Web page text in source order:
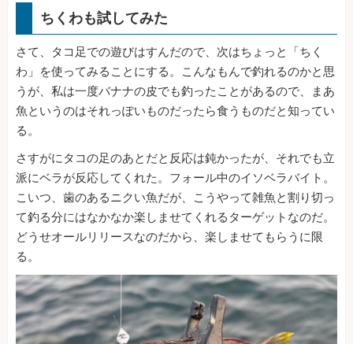
ちくわも試してみた
さて、タコ足での遊びはすんだので、次はちょっと「ちく
わ」を使ってみることにする。こんなもんで釣れるのかと思
うが、私は一度バナナの皮でも釣ったことがあるので、まあ
魚というのはそれっぽいものだったら食うものだと知ってい
る。
さすがにタコの足のあとだと反応は鈍かったが、それでも立
派にベラが反応してくれた。フォール中のイソベラバイト。
こいつ、歯のあるニクい魚だが、こうやって雑魚と割り切っ
て釣る分にはなかなか楽しませてくれるターゲットなのだ。
どうせオールリリースなのだから、楽しませてもらうに限
る。